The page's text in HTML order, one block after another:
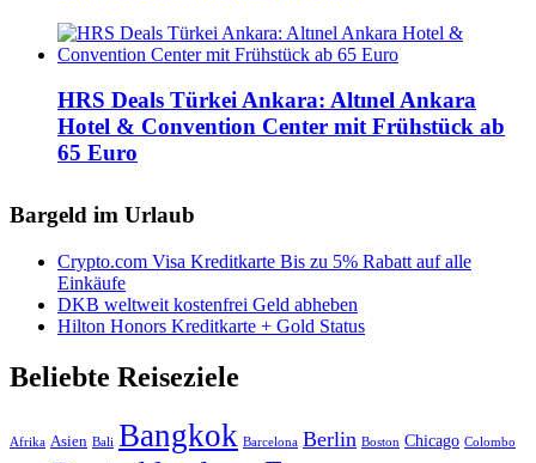
HRS Deals Türkei Ankara: Altınel Ankara
Hotel & Convention Center mit Frühstück ab
65 Euro
Bargeld im Urlaub
Crypto.com Visa Kreditkarte Bis zu 5% Rabatt auf alle
Einkäufe
DKB weltweit kostenfrei Geld abheben
Hilton Honors Kreditkarte + Gold Status
Beliebte Reiseziele
Afrika Asien Bali Bangkok Barcelona Berlin Boston Chicago Colombo